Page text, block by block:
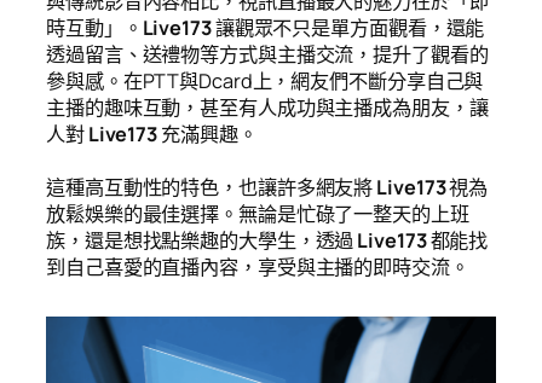
時互動」。 Live173讓觀眾不只是單方面觀看，還能
透過留言、送禮物等方式與主播交流，提升了觀看的
參與感。在PTT與Dcard上，網友們不斷分享自己與
主播的趣味互動，甚至有人成功與主播成為朋友，讓
人對Live173充滿興趣。
這種高互動性的特色，也讓許多網友將Live173視為
放鬆娛樂的最佳選擇。無論是忙碌了一整天的上班
族，還是想找點樂趣的大學生，透過Live173都能找
到自己喜愛的直播內容，享受與主播的即時交流。